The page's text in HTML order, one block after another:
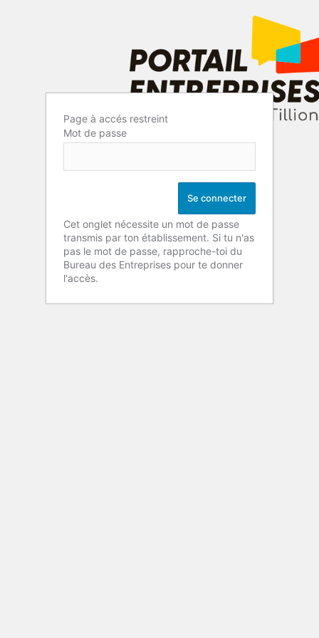
Page à accés restreint
Mot de passe
Cet onglet nécessite un mot de passe
transmis par ton établissement. Si tu n'as
pas le mot de passe, rapproche-toi du
Bureau des Entreprises pour te donner
l'accès.